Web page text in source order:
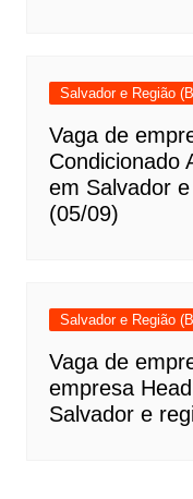
Salvador e Região
Vaga de
Condicionado
em Salvador
(05/09)
Salvador e Região
Vaga de
empresa
Salvador e